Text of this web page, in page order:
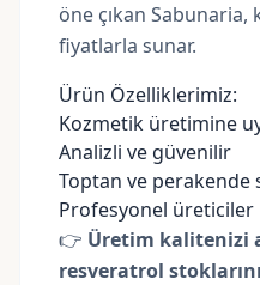
öne çıkan
fiyatlarla sunar.
Ürün Özelliklerimiz:
Kozmetik üretimine
Analizli ve güvenilir
Toptan ve perakende
Profesyonel üreticiler
👉 Üretim kalitenizi
resveratrol